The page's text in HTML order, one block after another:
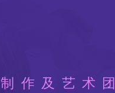
制作及艺术